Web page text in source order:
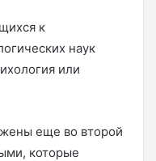
к
наук
или
еще во второй
которые